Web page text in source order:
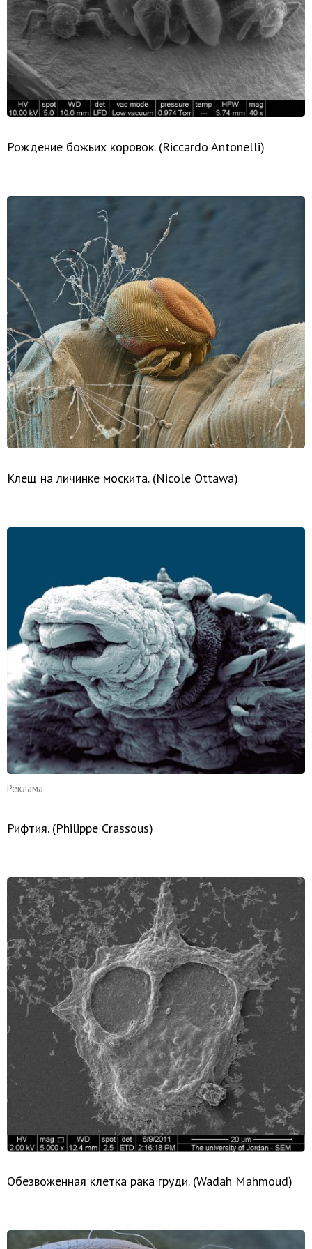
Рождение божьих коровок. (Riccardo Antonelli)
Клещ на личинке москита. (Nicole Ottawa)
Реклама
Рифтия. (Philippe Crassous)
Обезвоженная клетка рака груди. (Wadah Mahmoud)